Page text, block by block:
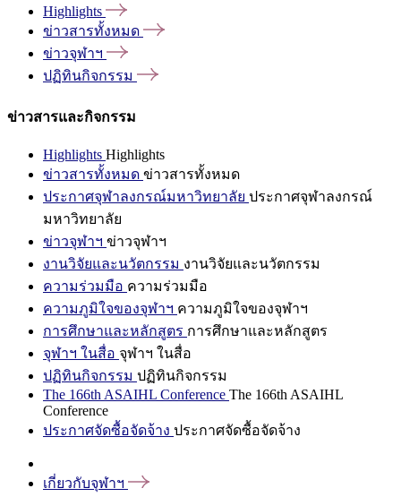
Highlights
ข่าวสารทั้งหมด
ข่าวจุฬาฯ
ปฏิทินกิจกรรม
ข่าวสารและกิจกรรม
Highlights Highlights
ข่าวสารทั้งหมด ข่าวสารทั้งหมด
ประกาศจุฬาลงกรณ์มหาวิทยาลัย ประกาศจุฬาลงกรณ์
มหาวิทยาลัย
ข่าวจุฬาฯ ข่าวจุฬาฯ
งานวิจัยและนวัตกรรม งานวิจัยและนวัตกรรม
ความร่วมมือ ความร่วมมือ
ความภูมิใจของจุฬาฯ ความภูมิใจของจุฬาฯ
การศึกษาและหลักสูตร การศึกษาและหลักสูตร
จุฬาฯ ในสื่อ จุฬาฯ ในสื่อ
ปฏิทินกิจกรรม ปฏิทินกิจกรรม
The 166th ASAIHL Conference The 166th ASAIHL
Conference
ประกาศจัดซื้อจัดจ้าง ประกาศจัดซื้อจัดจ้าง
เกี่ยวกับจุฬาฯ